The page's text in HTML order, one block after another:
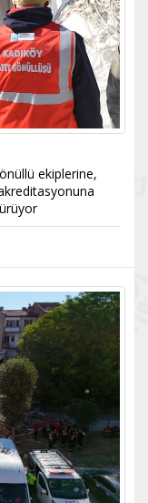
ekiplerine,